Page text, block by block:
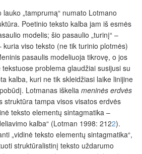
„tamprumą“ numato Lotmano
Poetinio teksto kalba jam iš esmės
modelis; šio pasaulio „turinį“ –
viso teksto (ne tik turinio plotmės)
pasaulis modeliuoja tikrovę, o jos
problema glaudžiai susijusi su
kalba, kuri ne tik skleidžiasi laike linijine
Lotmanas iškelia meninės erdvės
struktūra tampa visos visatos erdvės
teksto elementų sintagmatika –
kalba“ (Lotman 1998: 2122).
„vidinė teksto elementų sintagmatika“,
struktūralistinį teksto uždarumo